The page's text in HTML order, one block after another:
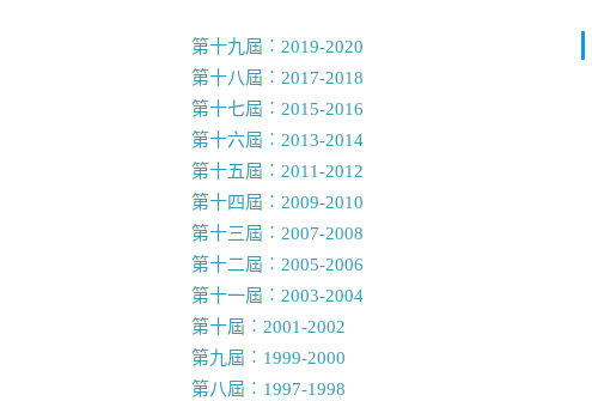
第十九屆︰2019-2020
第十八屆︰2017-2018
第十七屆︰2015-2016
第十六屆︰2013-2014
第十五屆︰2011-2012
第十四屆︰2009-2010
第十三屆︰2007-2008
第十二屆︰2005-2006
第十一屆︰2003-2004
第十屆︰2001-2002
第九屆︰1999-2000
第八屆︰1997-1998